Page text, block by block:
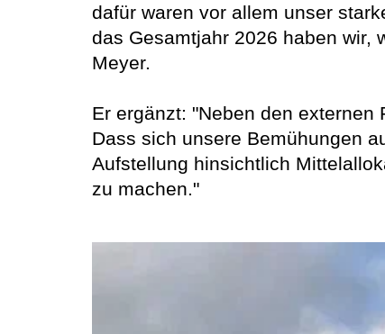
dafür waren vor allem unser
das Gesamtjahr 2026 haben wir,
Meyer.
Er ergänzt: "Neben den
Dass sich unsere Bemühungen
Aufstellung hinsichtlich
zu machen."